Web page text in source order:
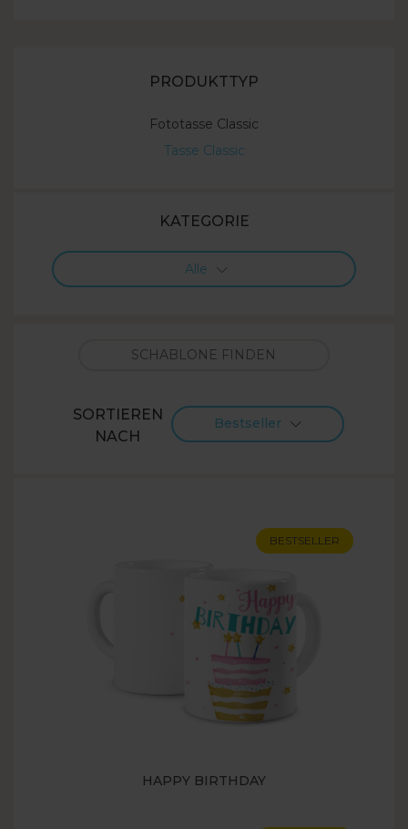
PRODUKTTYP
Fototasse Classic
Tasse Classic
KATEGORIE
Alle
SORTIEREN
NACH
Bestseller
HAPPY BIRTHDAY
BESTSELLER